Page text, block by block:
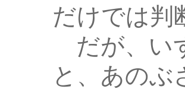
だけでは判
だが、い
と、あのぶ